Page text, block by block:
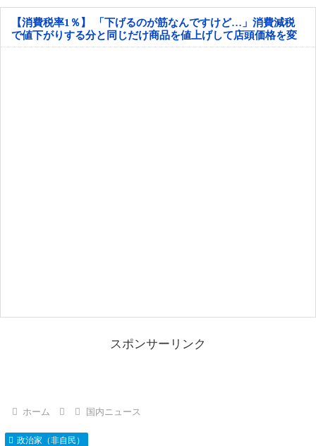
【消費税率1％】 「下げるのが筋なんですけど…」消費減税
で値下がりする分と同じだけ商品を値上げして店頭価格を変
えない店も
スポンサーリンク
ホーム 国内ニュース
政治家（非自民）